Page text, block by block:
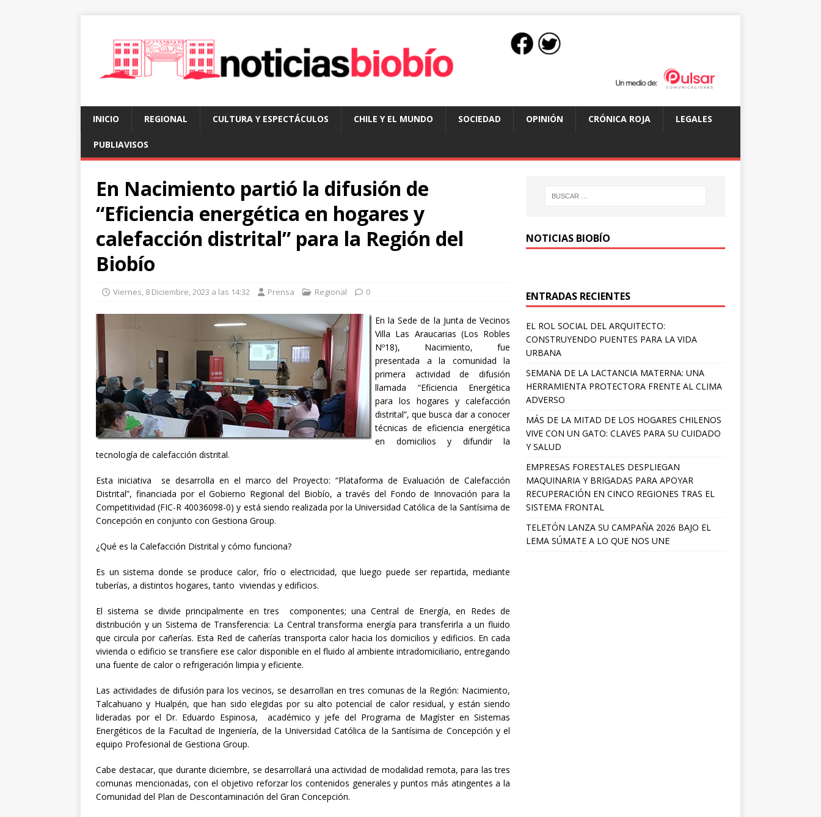
INICIO REGIONAL CULTURA Y ESPECTÁCULOS CHILE Y EL MUNDO SOCIEDAD OPINIÓN CRÓNICA ROJA LEGALES
PUBLIAVISOS
En Nacimiento partió la difusión de
“Eficiencia energética en hogares y
calefacción distrital” para la Región del
Biobío
Viernes, 8 Diciembre, 2023 a las 14:32 Prensa Regional 0
En la Sede de la Junta de Vecinos
Villa Las Araucarias (Los Robles
Nº18), Nacimiento, fue
presentada a la comunidad la
primera actividad de difusión
llamada “Eficiencia Energética
para los hogares y calefacción
distrital”, que busca dar a conocer
técnicas de eficiencia energética
en domicilios y difundir la
tecnología de calefacción distrital.
Esta iniciativa se desarrolla en el marco del Proyecto: “Plataforma de Evaluación de Calefacción
Distrital”, financiada por el Gobierno Regional del Biobío, a través del Fondo de Innovación para la
Competitividad (FIC-R 40036098-0) y está siendo realizada por la Universidad Católica de la Santísima de
Concepción en conjunto con Gestiona Group.
¿Qué es la Calefacción Distrital y cómo funciona?
Es un sistema donde se produce calor, frío o electricidad, que luego puede ser repartida, mediante
tuberías, a distintos hogares, tanto viviendas y edificios.
El sistema se divide principalmente en tres componentes; una Central de Energía, en Redes de
distribución y un Sistema de Transferencia: La Central transforma energía para transferirla a un fluido
que circula por cañerías. Esta Red de cañerías transporta calor hacia los domicilios y edificios. En cada
vivienda o edificio se transfiere ese calor disponible en el fluido al ambiente intradomiciliario, entregando
una fuente de calor o refrigeración limpia y eficiente.
Las actividades de difusión para los vecinos, se desarrollan en tres comunas de la Región: Nacimiento,
Talcahuano y Hualpén, que han sido elegidas por su alto potencial de calor residual, y están siendo
lideradas por el Dr. Eduardo Espinosa, académico y jefe del Programa de Magíster en Sistemas
Energéticos de la Facultad de Ingeniería, de la Universidad Católica de la Santísima de Concepción y el
equipo Profesional de Gestiona Group.
Cabe destacar, que durante diciembre, se desarrollará una actividad de modalidad remota, para las tres
comunas mencionadas, con el objetivo reforzar los contenidos generales y puntos más atingentes a la
Comunidad del Plan de Descontaminación del Gran Concepción.
NOTICIAS BIOBÍO
ENTRADAS RECIENTES
EL ROL SOCIAL DEL ARQUITECTO:
CONSTRUYENDO PUENTES PARA LA VIDA
URBANA
SEMANA DE LA LACTANCIA MATERNA: UNA
HERRAMIENTA PROTECTORA FRENTE AL CLIMA
ADVERSO
MÁS DE LA MITAD DE LOS HOGARES CHILENOS
VIVE CON UN GATO: CLAVES PARA SU CUIDADO
Y SALUD
EMPRESAS FORESTALES DESPLIEGAN
MAQUINARIA Y BRIGADAS PARA APOYAR
RECUPERACIÓN EN CINCO REGIONES TRAS EL
SISTEMA FRONTAL
TELETÓN LANZA SU CAMPAÑA 2026 BAJO EL
LEMA SÚMATE A LO QUE NOS UNE